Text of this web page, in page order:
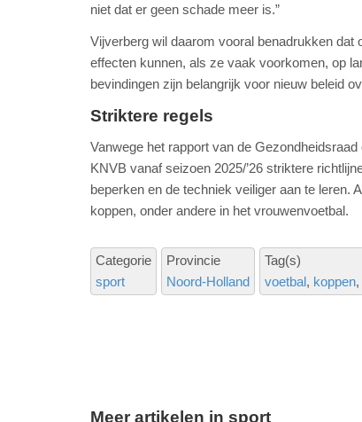
niet dat er geen schade meer is.”
Vijverberg wil daarom vooral benadrukken dat
effecten kunnen, als ze vaak voorkomen, op
bevindingen zijn belangrijk voor nieuw beleid
Striktere regels
Vanwege het rapport van de
KNVB vanaf seizoen 2025/’26 striktere
beperken en de techniek veiliger aan te
koppen, onder andere in het vrouwenvoetbal.
Categorie
sport
Provincie
Noord-Holland
Tag(s)
voetbal koppen
Meer artikelen in sport